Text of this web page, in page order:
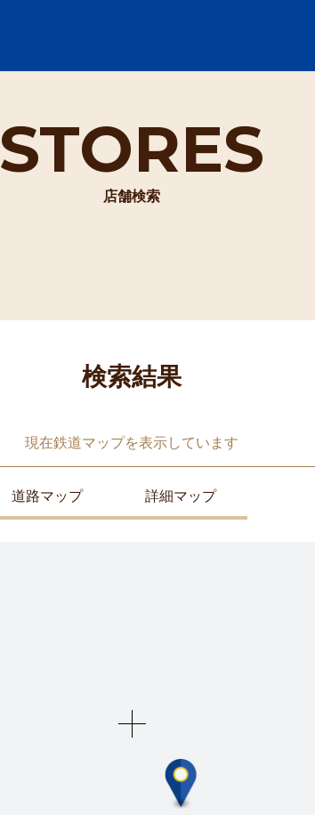
STORES
店舗検索
検索結果
現在鉄道マップを表示しています
道路マップ 詳細マップ